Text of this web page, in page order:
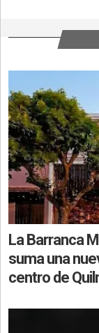
La Barranca
suma una
centro de